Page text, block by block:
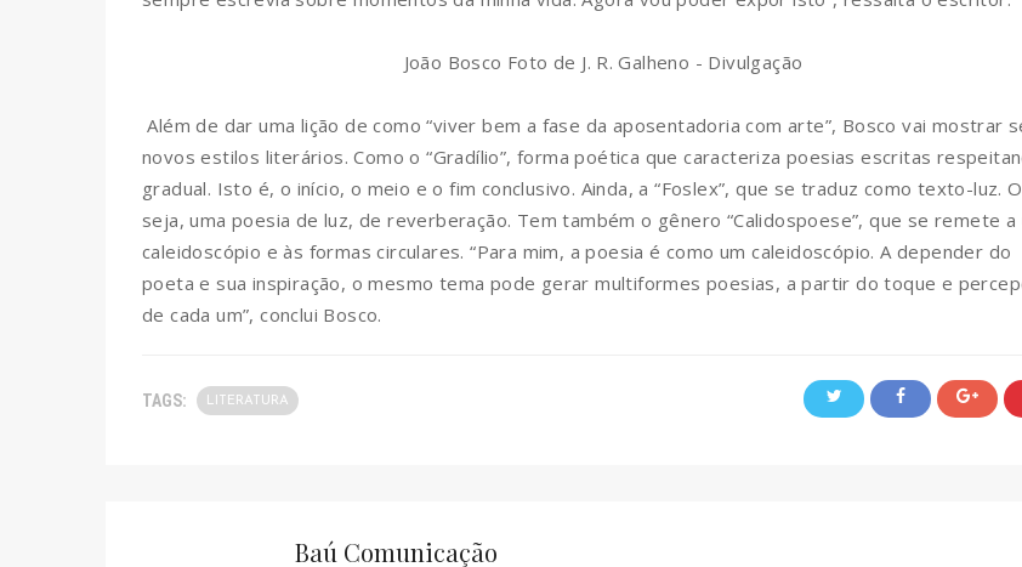
João Bosco Foto de J. R. Galheno - Divulgação
Além de dar uma lição de como “viver bem a fase da aposentadoria com arte”, Bosco vai mostrar
novos estilos literários. Como o “Gradílio”, forma poética que caracteriza poesias escritas
gradual. Isto é, o início, o meio e o fim conclusivo. Ainda, a “Foslex”, que se traduz como texto-luz.
seja, uma poesia de luz, de reverberação. Tem também o gênero “Calidospoese”, que se remete a
caleidoscópio e às formas circulares. “Para mim, a poesia é como um caleidoscópio. A depender do
poeta e sua inspiração, o mesmo tema pode gerar multiformes poesias, a partir do toque e
de cada um”, conclui Bosco.
TAGS: LITERATURA
Baú Comunicação